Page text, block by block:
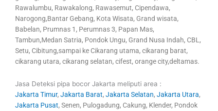
Rawalumbu, Rawakalong, Rawasemut, Cipendawa,
Narogong,Bantar Gebang, Kota Wisata, Grand wisata,
Babelan, Prumnas 1, Perumnas 3, Papan Mas,
Tambun,Medan Satria, Pondok Ungu, Grand Nusa Indah, CBL,
Setu, Cibitung,sampai ke Cikarang utama, cikarang barat,
cikarang utara, cikarang selatan, cifest, orange city,deltamas.
Jasa Deteksi pipa bocor Jakarta meliputi area :
Jakarta Timur,Jakarta Barat,Jakarta Selatan,Jakarta Utara,
Jakarta Pusat, Senen, Pulogadung, Cakung, Klender, Pondok